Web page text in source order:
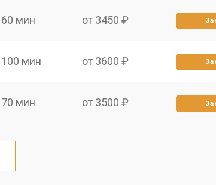
60 мин от 3450 ₽
100 мин от 3600 ₽
70 мин от 3500 ₽
мин